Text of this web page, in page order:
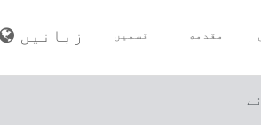
مقدمه قسمیں زبانیں